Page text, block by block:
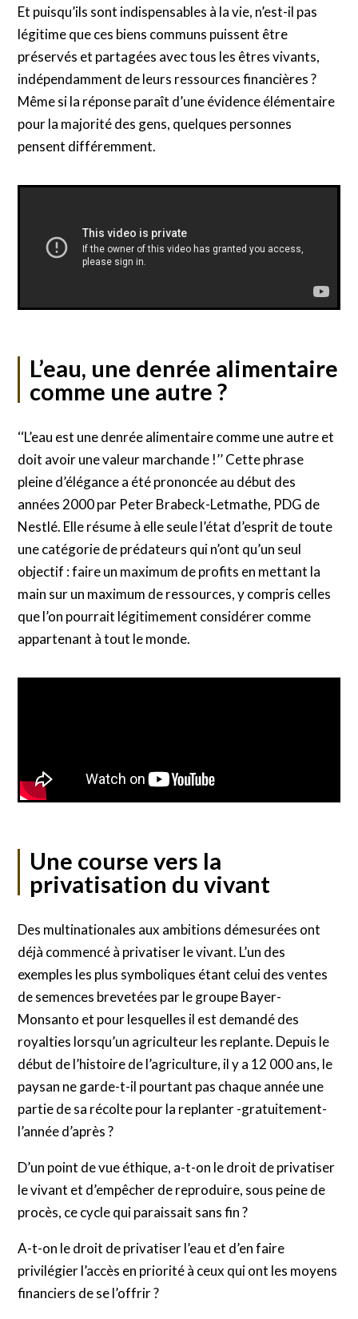
Et puisqu’ils sont indispensables à la vie, n’est-il pas
légitime que ces biens communs puissent être
préservés et partagées avec tous les êtres vivants,
indépendamment de leurs ressources financières ?
Même si la réponse paraît d’une évidence élémentaire
pour la majorité des gens, quelques personnes
pensent différemment.
L’eau, une denrée alimentaire
comme une autre ?
‘‘L’eau est une denrée alimentaire comme une autre et
doit avoir une valeur marchande !’’ Cette phrase
pleine d’élégance a été prononcée au début des
années 2000 par Peter Brabeck-Letmathe, PDG de
Nestlé. Elle résume à elle seule l’état d’esprit de toute
une catégorie de prédateurs qui n’ont qu’un seul
objectif : faire un maximum de profits en mettant la
main sur un maximum de ressources, y compris celles
que l’on pourrait légitimement considérer comme
appartenant à tout le monde.
Une course vers la
privatisation du vivant
Des multinationales aux ambitions démesurées ont
déjà commencé à privatiser le vivant. L’un des
exemples les plus symboliques étant celui des ventes
de semences brevetées par le groupe Bayer-
Monsanto et pour lesquelles il est demandé des
royalties lorsqu’un agriculteur les replante. Depuis le
début de l’histoire de l’agriculture, il y a 12 000 ans, le
paysan ne garde-t-il pourtant pas chaque année une
partie de sa récolte pour la replanter -gratuitement-
l’année d’après ?
D’un point de vue éthique, a-t-on le droit de privatiser
le vivant et d’empêcher de reproduire, sous peine de
procès, ce cycle qui paraissait sans fin ?
A-t-on le droit de privatiser l’eau et d’en faire
privilégier l’accès en priorité à ceux qui ont les moyens
financiers de se l’offrir ?